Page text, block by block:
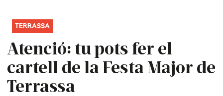
Atenció: tu pots fer el
cartell de la Festa Major de
Terrassa
TERRASSA